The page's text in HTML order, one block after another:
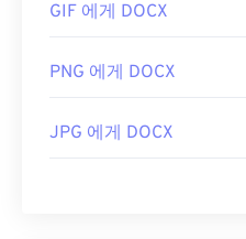
GIF 에게 DOCX
PNG 에게 DOCX
JPG 에게 DOCX